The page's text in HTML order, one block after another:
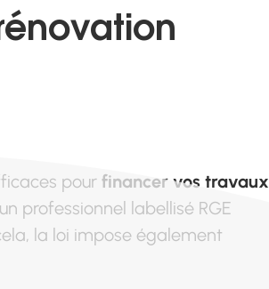
pour financer vos travaux
professionnel labellisé RGE
la loi impose également